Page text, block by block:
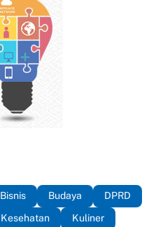
Bisnis Budaya
DPRD
Kesehatan
Kuliner